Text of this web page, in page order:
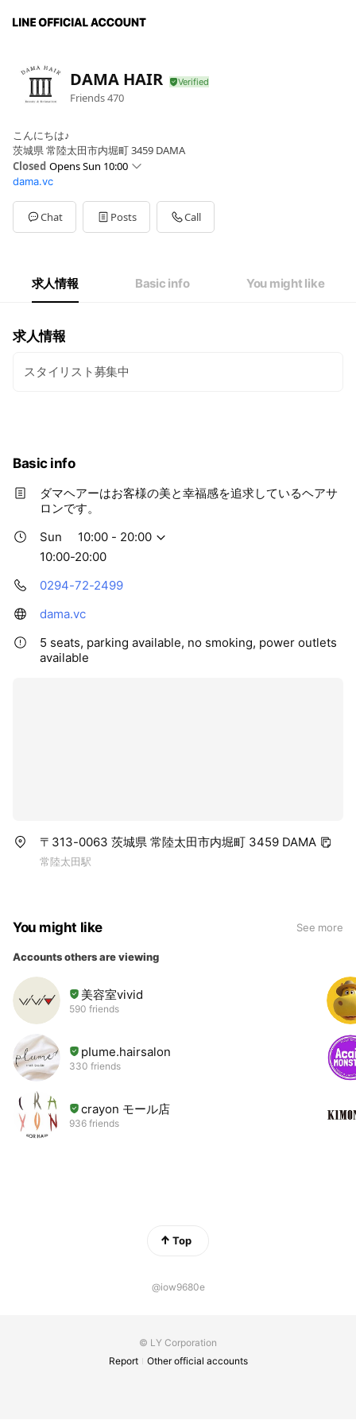
DAMA HAIR
Friends470
こんにちは♪
茨城県 常陸太田市内堀町 3459 DAMA
Closed Opens Sun 10:00
Sun10:00 - 20:00
Mon10:00 - 20:00
TueClosed
Wed10:00 - 20:00
10:00 - 20:00
10:00-20:00
dama.vc
Chat Posts Call
求人情報 Basic info You might like
求人情報
スタイリスト募集中
Basic info
ダマヘアーはお客様の美と幸福感を追求しているヘアサ
ロンです。
Sun
10:00 - 20:00
10:00-20:00
0294-72-2499
dama.vc
5 seats, parking available, no smoking, power outlets
available
〒313-0063 茨城県 常陸太田市内堀町 3459 DAMA
常陸太田駅
You might like See more
Accounts others are viewing
美容室vivid
590 friends
pIume.hairsalon
330 friends
crayon モール店
936 friends
Top
@iow9680e
© LY Corporation
Report
Other official accounts